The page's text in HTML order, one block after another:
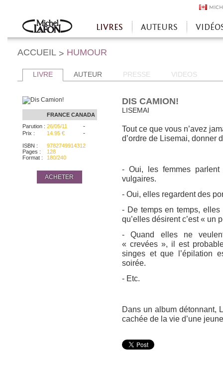
Accueil
LIVRES AUTEURS
ACCUEIL > HUMOUR
LIVRE AUTEUR PRESSE VIDEOS
FRANCE CANADA
Parution : 26/05/11 -
Prix : 14.95 € -
ISBN :
9782749914312
Pages :
128
Format :
180/240
ACHETER
DIS CAMION!
LISEMAI
Tout ce que vous n’avez
d’ordre de Lisemai, donner
- Oui, les femmes
vulgaires.
- Oui, elles regardent des
- De temps en temps,
qu’elles désirent c’est « un
- Quand elles ne
« crevées », il est
singes et que l’épilation
soirée.
- Etc.
Dans un album détonnant,
cachée de la vie d’une